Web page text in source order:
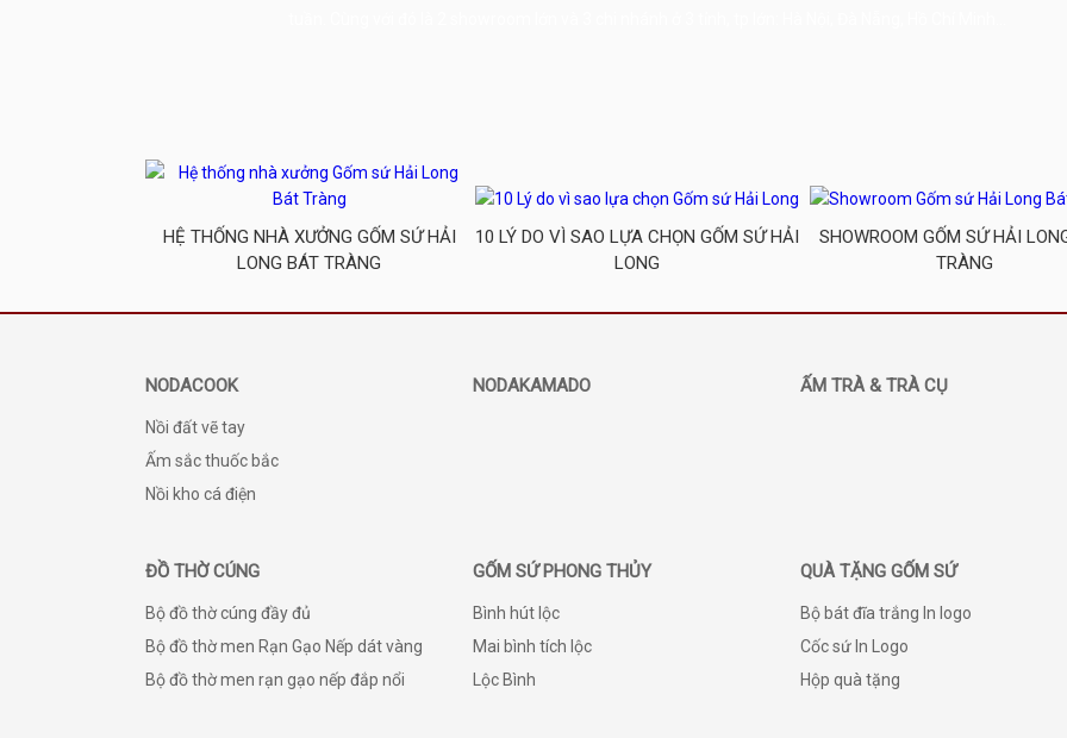
HỆ THỐNG NHÀ XƯỞNG GỐM SỨ HẢI
LONG BÁT TRÀNG
10 LÝ DO VÌ SAO LỰA CHỌN GỐM SỨ HẢI
LONG
SHOWROOM GỐM SỨ HẢI
TRÀNG
NODACOOK
Nồi đất vẽ tay
Ấm sắc thuốc bắc
Nồi kho cá điện
NODAKAMADO ẤM TRÀ & TRÀ CỤ
ĐỒ THỜ CÚNG
Bộ đồ thờ cúng đầy đủ
Bộ đồ thờ men Rạn Gạo Nếp dát vàng
Bộ đồ thờ men rạn gạo nếp đắp nổi
GỐM SỨ PHONG THỦY
Bình hút lộc
Mai bình tích lộc
Lộc Bình
QUÀ TẶNG GỐM SỨ
Bộ bát đĩa trắng In logo
Cốc sứ In Logo
Hộp quà tặng